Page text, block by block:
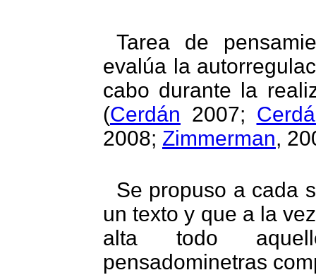
Tarea de
evalúa la
cabo durante la
(Cerdán 2007;
2008; Zimmerman,
Se propuso a cada
un texto y que a la
alta todo
pensadominetras